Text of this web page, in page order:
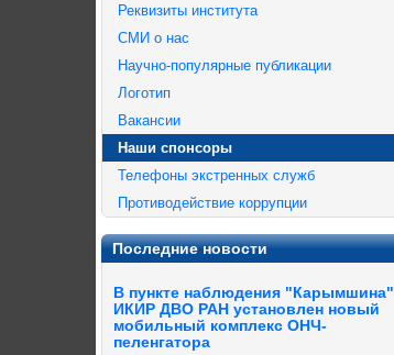
Реквизиты института
СМИ о нас
Научно-популярные публикации
Логотип
Вакансии
Наши спонсоры
Телефоны экстренных служб
Противодействие коррупции
Последние новости
В пункте наблюдения "Карымшина"
ИКИР ДВО РАН установлен новый
мобильный комплекс ОНЧ-
пеленгатора